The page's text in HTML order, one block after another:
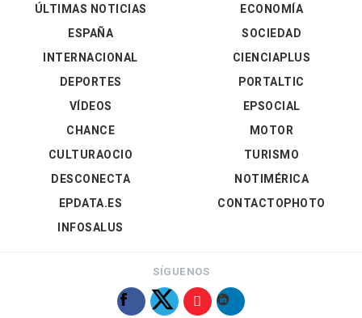
ÚLTIMAS NOTICIAS
ESPAÑA
INTERNACIONAL
DEPORTES
VÍDEOS
ECONOMÍA
SOCIEDAD
CIENCIAPLUS
PORTALTIC
EPSOCIAL
CHANCE
CULTURAOCIO
DESCONECTA
EPDATA.ES
INFOSALUS
MOTOR
TURISMO
NOTIMÉRICA
CONTACTOPHOTO
SÍGUENOS